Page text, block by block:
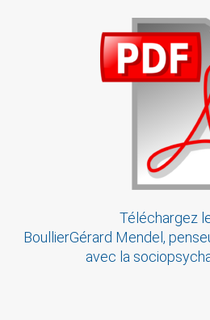
Téléchargez
BoullierGérard Mendel,
avec la